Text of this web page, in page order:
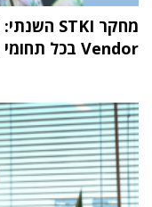
Vendor בכל תחומי שוק ה-IT